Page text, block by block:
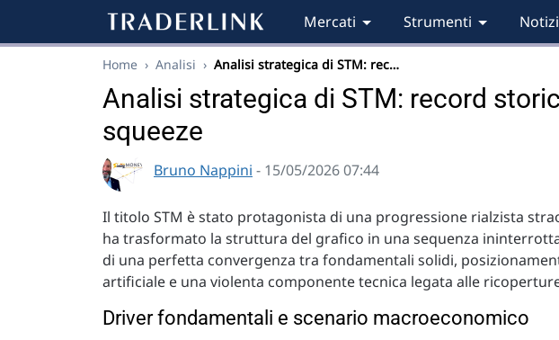
Mercati Strumenti
Home › Analisi › Analisi strategica di STM: rec…
Analisi strategica di STM: record
squeeze
Bruno Nappini - 15/05/2026 07:44
Il titolo STM è stato protagonista di una progressione rialzista
ha trasformato la struttura del grafico in una sequenza
di una perfetta convergenza tra fondamentali solidi,
artificiale e una violenta componente tecnica legata alle
Driver fondamentali e scenario macroeconomico